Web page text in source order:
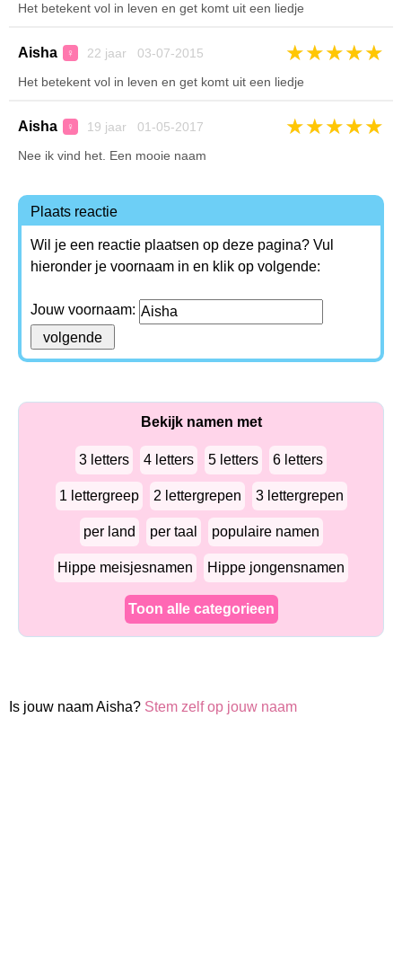
Het betekent vol in leven en get komt uit een liedje
Aisha ♀ 22 jaar 03-07-2015 ★★★★★
Het betekent vol in leven en get komt uit een liedje
Aisha ♀ 19 jaar 01-05-2017 ★★★★★
Nee ik vind het. Een mooie naam
Plaats reactie
Wil je een reactie plaatsen op deze pagina? Vul
hieronder je voornaam in en klik op volgende:
Jouw voornaam:
Bekijk namen met
3 letters 4 letters 5 letters 6 letters
1 lettergreep 2 lettergrepen 3 lettergrepen
per land per taal populaire namen
Hippe meisjesnamen Hippe jongensnamen
Toon alle categorieen
Is jouw naam Aisha? Stem zelf op jouw naam